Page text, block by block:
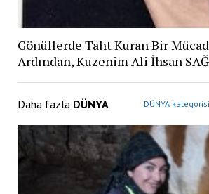
Gönüllerde Taht Kuran Bir
Ardından, Kuzenim Ali İhsan
Daha fazla DÜNYA DÜNYA